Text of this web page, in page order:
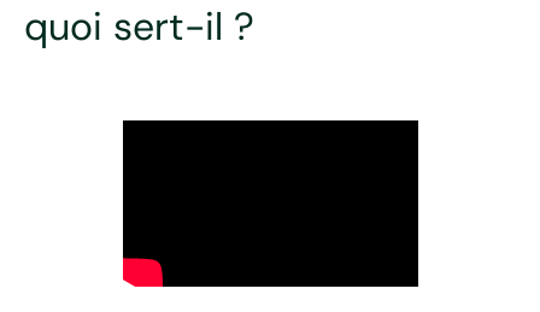
quoi sert-il ?